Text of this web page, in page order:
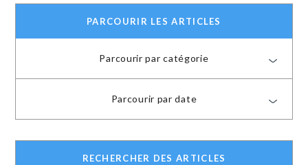
PARCOURIR LES ARTICLES
Parcourir par catégorie
Parcourir par date
RECHERCHER DES ARTICLES